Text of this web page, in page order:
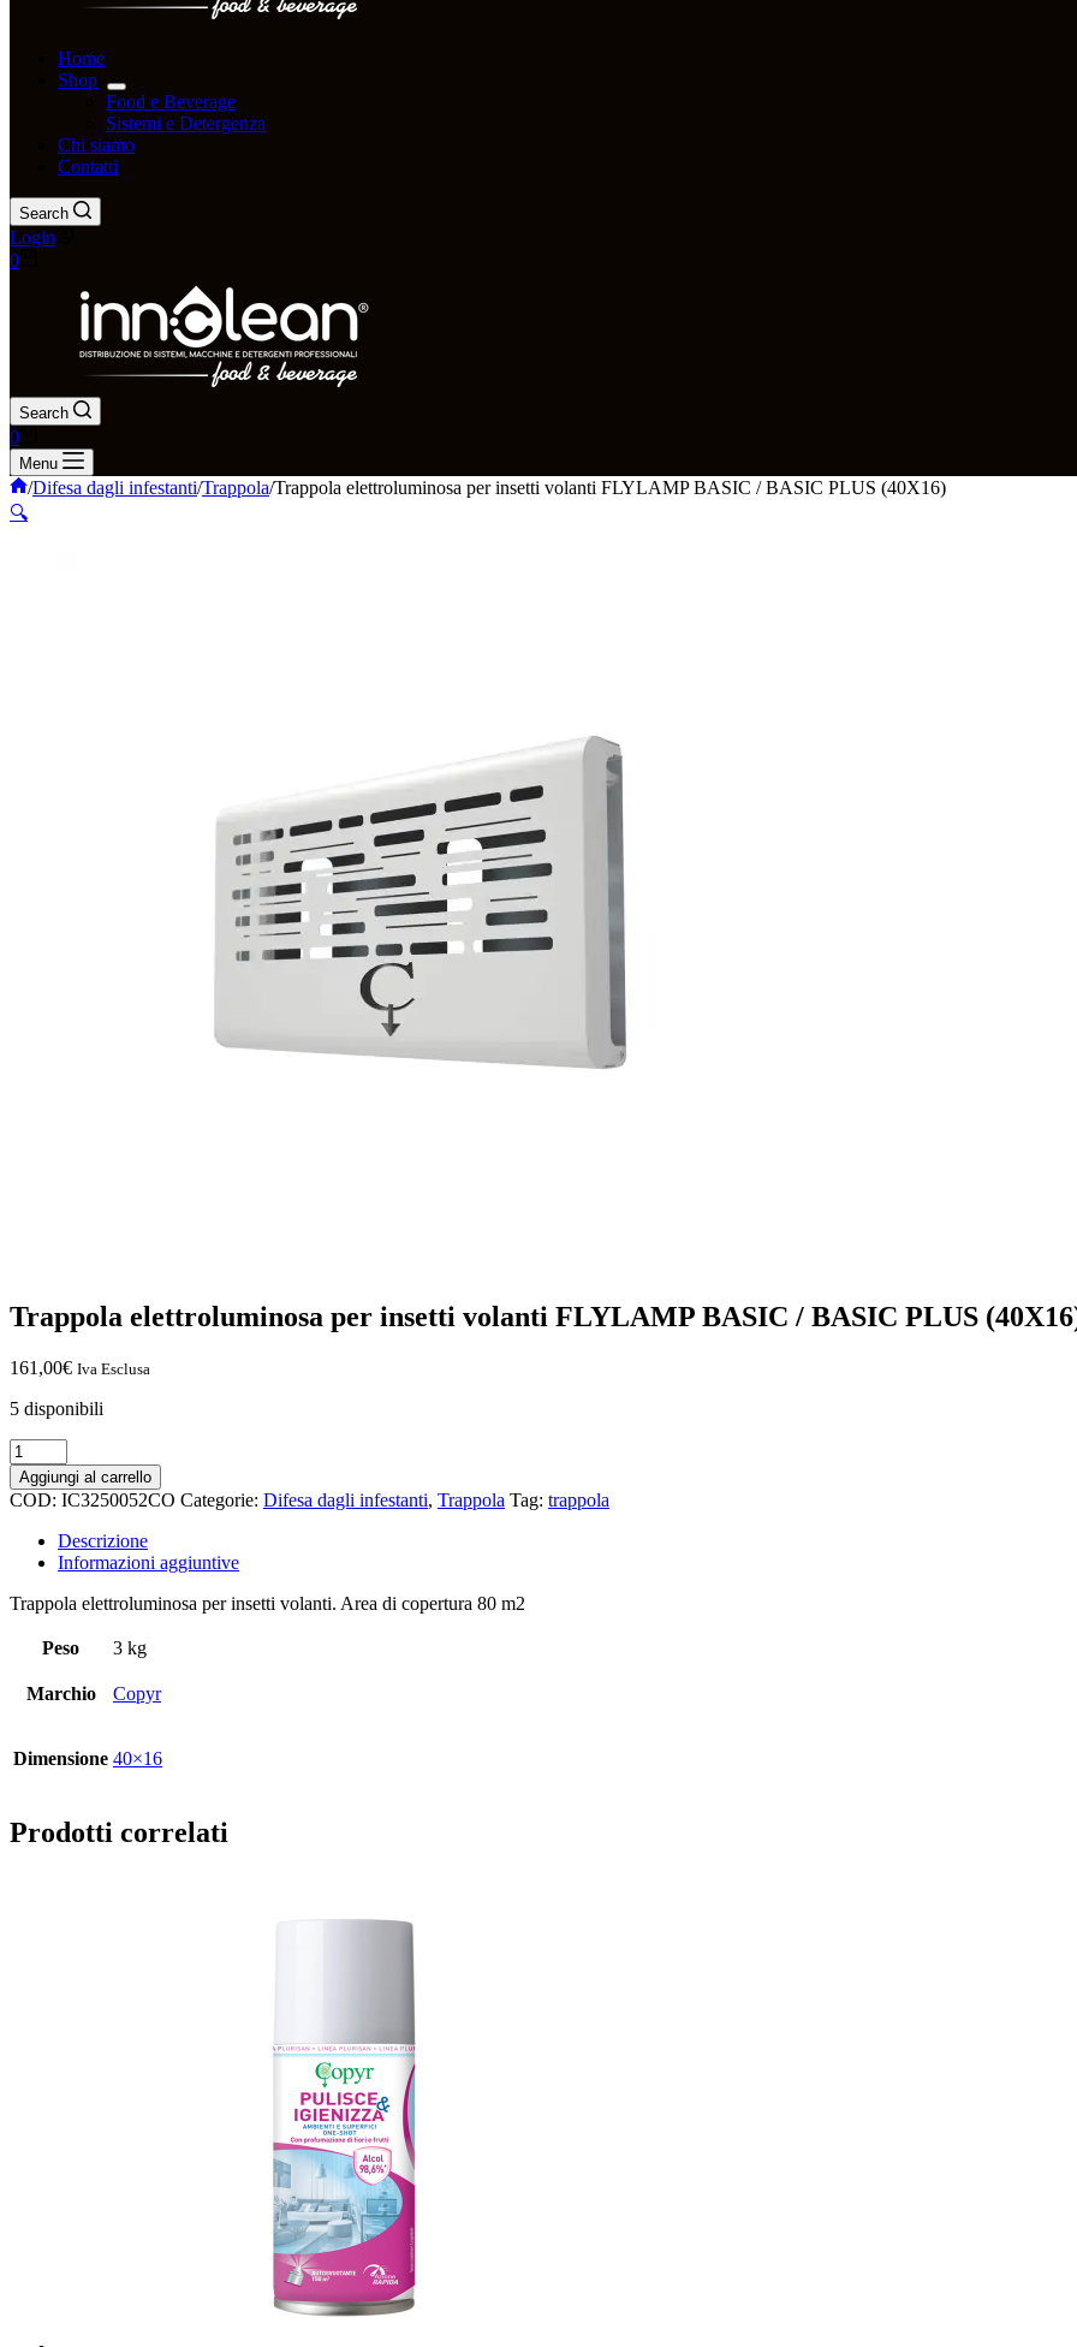
Home
Shop
Food e Beverage
Sistemi e Detergenza
Chi siamo
Contatti
Search
Login
0
Search
0
Menu
/Difesa dagli infestanti/Trappola/Trappola elettroluminosa per insetti volanti FLYLAMP BASIC / BASIC PLUS (40X16)
🔍
Trappola elettroluminosa per insetti volanti FLYLAMP BASIC / BASIC PLUS
161,00€ Iva Esclusa
5 disponibili
Aggiungi al carrello
COD: IC3250052CO Categorie: Difesa dagli infestanti, Trappola Tag: trappola
Descrizione
Informazioni aggiuntive
Trappola elettroluminosa per insetti volanti. Area di copertura 80 m2
Peso 3 kg
Marchio Copyr
Dimensione 40×16
Prodotti correlati